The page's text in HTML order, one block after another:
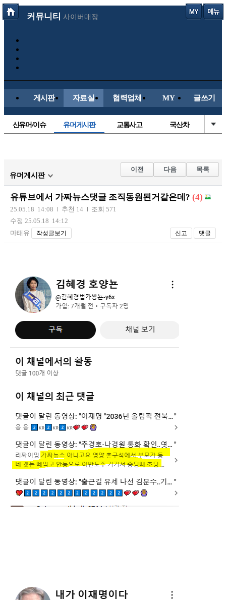
커뮤니티 사이버매장
게시판 자료실 협력업체 MY 글쓰기
신유머/이슈 유머게시판 교통사고 국산차
자유사진 군사/무기
트럭/버스
장착시공사진
유머게시판
이전 다음 목록
유튜브에서 가짜뉴스댓글 조직동원된거같은데? (4)
25.05.18 14:08 추천 14
조회 571
수정 25.05.18 14:12
마태유
작성글보기 신고 댓글